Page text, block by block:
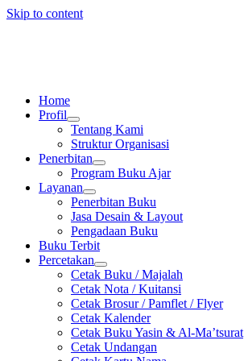
Skip to content
Home
Profil
Tentang Kami
Struktur Organisasi
Penerbitan
Program Buku Ajar
Layanan
Penerbitan Buku
Jasa Desain & Layout
Pengadaan Buku
Buku Terbit
Percetakan
Cetak Buku / Majalah
Cetak Nota / Kuitansi
Cetak Brosur / Pamflet / Flyer
Cetak Kalender
Cetak Buku Yasin & Al-Ma’tsurat
Cetak Undangan